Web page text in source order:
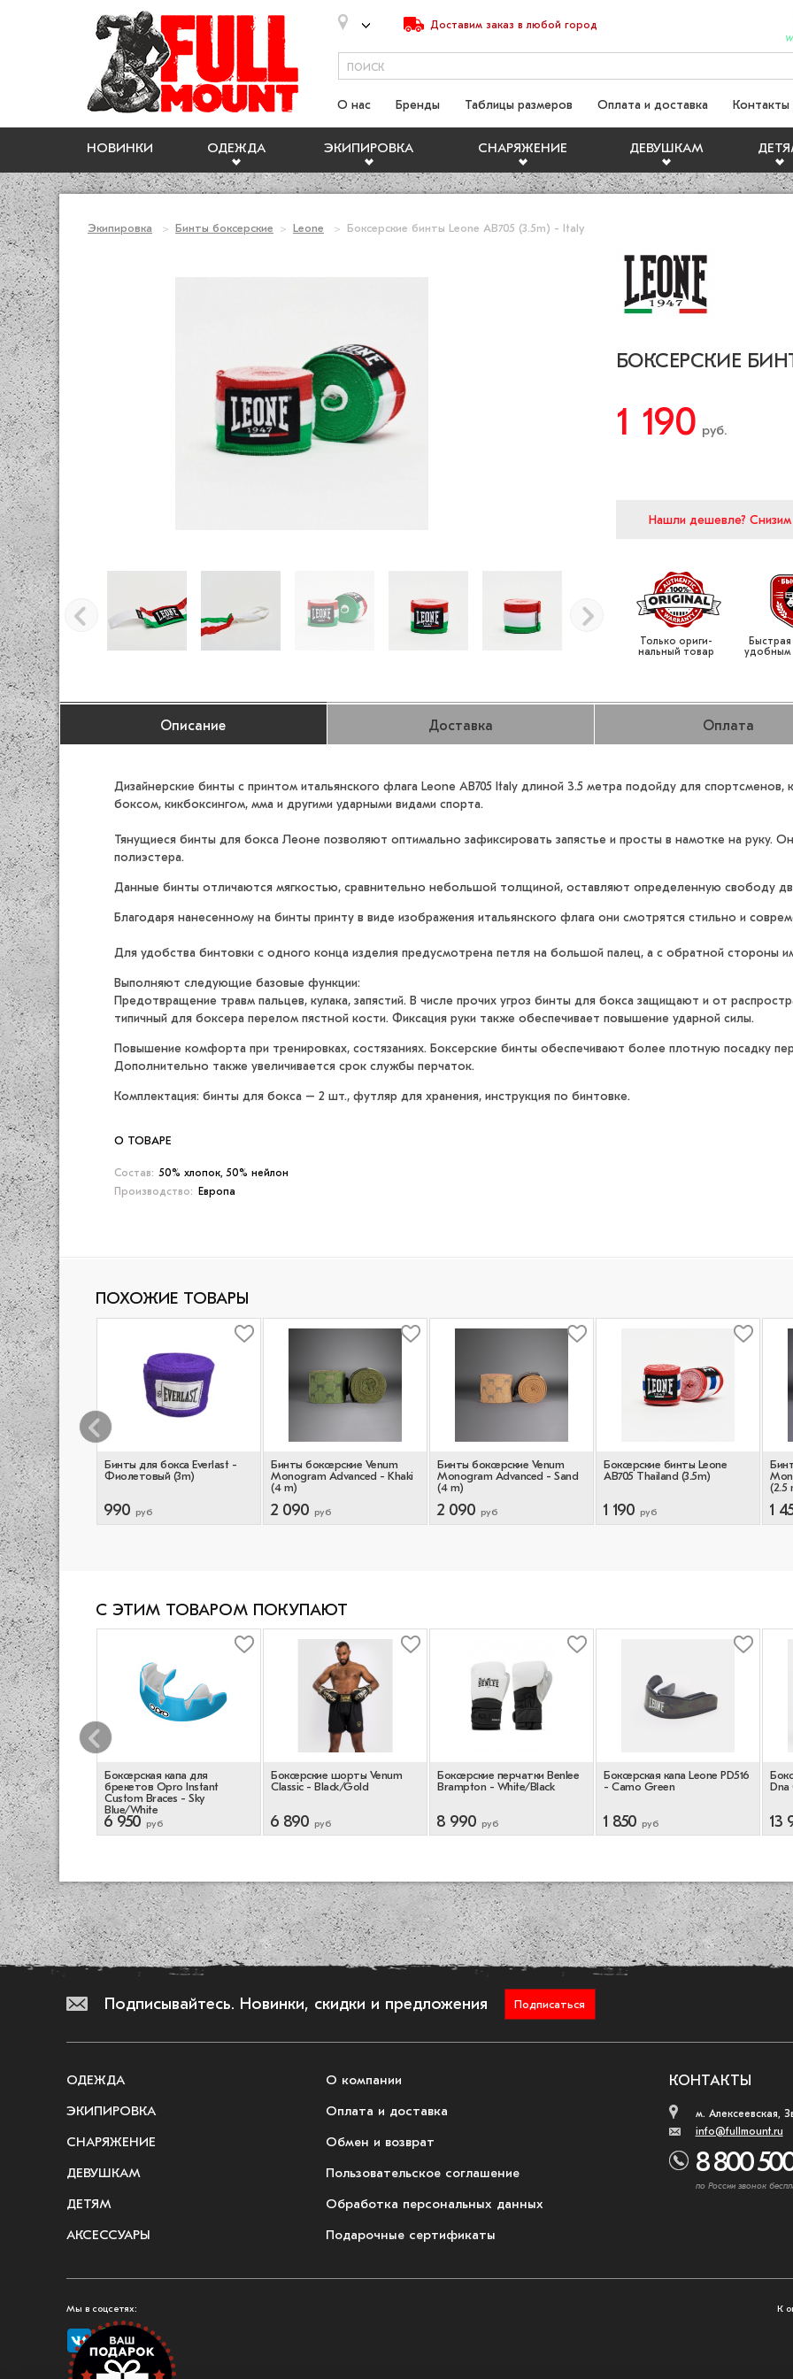
Доставим заказ в любой город
НОВИНКИ ОДЕЖДА ЭКИПИРОВКА СНАРЯЖЕНИЕ ДЕВУШКАМ
О нас Бренды Таблицы размеров Оплата и доставка Контакты
Экипировка Бинты боксерские Leone Боксерские бинты Leone AB705 (3.5m) - Italy
БОКСЕРСКИЕ
1 190 руб.
Нашли дешевле?
Только ориги­
нальный товар
Описание Доставка Оплата
Дизайнерские бинты с принтом итальянского флага Leone AB705 Italy длиной 3.5 метра подойду для спортсменов,
боксом, кикбоксингом, мма и другими ударными видами спорта.
Тянущиеся бинты для бокса Леоне позволяют оптимально зафиксировать запястье и просты в намотке на руку.
полиэстера.
Данные бинты отличаются мягкостью, сравнительно небольшой толщиной, оставляют определенную свободу
Благодаря нанесенному на бинты принту в виде изображения итальянского флага они смотрятся стильно и
Для удобства бинтовки с одного конца изделия предусмотрена петля на большой палец, а с обратной стороны
Выполняют следующие базовые функции:
Предотвращение травм пальцев, кулака, запястий. В числе прочих угроз бинты для бокса защищают и от
типичный для боксера перелом пястной кости. Фиксация руки также обеспечивает повышение ударной силы.
Повышение комфорта при тренировках, состязаниях. Боксерские бинты обеспечивают более плотную посадку
Дополнительно также увеличивается срок службы перчаток.
Комплектация: бинты для бокса – 2 шт., футляр для хранения, инструкция по бинтовке.
О ТОВАРЕ
Состав: 50% хлопок, 50% нейлон
Производство:
Европа
ПОХОЖИЕ ТОВАРЫ
Venum
(4.5m)
Бинты для бокса Everlast -
Фиолетовый (3m)
990 руб
Бинты боксерские Venum
Monogram Advanced - Khaki
(4 m)
2 090 руб
Бинты боксерские Venum
Monogram Advanced - Sand
(4 m)
2 090 руб
Боксерские бинты Leone
AB705 Thailand (3.5m)
1 190 руб
(2.5
1
С ЭТИМ ТОВАРОМ ПОКУПАЮТ
Venum
Blue
Боксерская капа для
брекетов Opro Instant
Custom Braces - Sky
Blue/White
6 950 руб
Боксерские шорты Venum
Classic - Black/Gold
6 890 руб
Боксерские перчатки Benlee
Brampton - White/Black
8 990 руб
Боксерская капа Leone PD516
- Camo Green
1 850 руб
Dna
13
Подписывайтесь. Новинки, скидки и предложения Подписаться
КОНТАКТЫ
м. Алексеевская,
info@fullmount.ru
8 800
по России звонок
ОДЕЖДА
ЭКИПИРОВКА
СНАРЯЖЕНИЕ
ДЕВУШКАМ
ДЕТЯМ
АКСЕССУАРЫ
О компании
Оплата и доставка
Обмен и возврат
Пользовательское соглашение
Обработка персональных данных
Подарочные сертификаты
Мы в соцсетях: К